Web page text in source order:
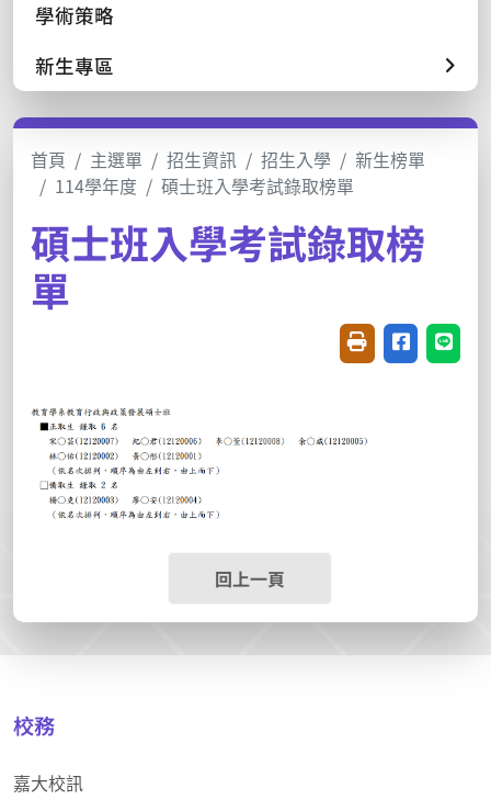
學術策略
新生專區
首頁 主選單 招生資訊 招生入學
新生榜單
114學年度
碩士班入學考試錄取榜單
碩士班入學考試錄取榜
單
友善列印(開新視
分享至臉書
分享
回上一頁
校務
嘉大校訊